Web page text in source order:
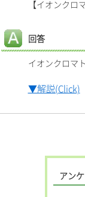
【イオンクロ
回答
イオンクロマ
▼解説(Click)
アン